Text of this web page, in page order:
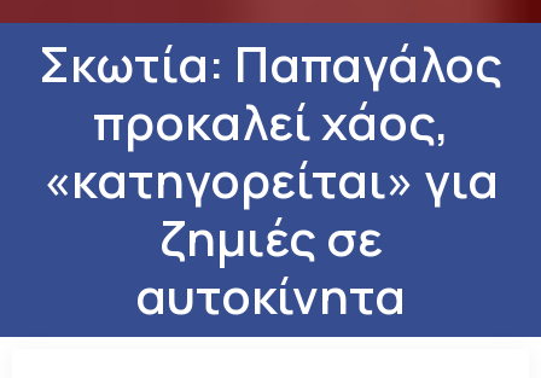
Σκωτία: Παπαγάλος
προκαλεί χάος,
«κατηγορείται» για
ζημιές σε
αυτοκίνητα